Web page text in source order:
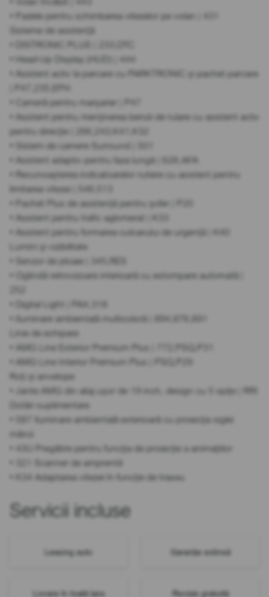
• Padele pentru schimbarea vitezelor pe volan | 431
Sisteme de asistență
• DISTRONIC PLUS | 233,DTC
• Head-Up Display (HUD) | 444
• Asistent activ la parcare cu PARKTRONIC și pachet parcare
• Cameră pentru marșarier | P47
• Asistent pentru menținerea benzii de rulare cu asistent activ
pentru direcție | 266,243,K41,K32
• Sistem de camere Surround | 501
• Asistent adaptiv pentru faza lungă | 628,AFA
• Recunoașterea indicatoarelor rutiere cu asistent pentru
limitarea vitezei | 546,513
• Pachet Plus de asistență pentru șofer | P20
• Asistent pentru trafic aglomerat | K33
• Asistent pentru formarea culoarului de urgență | K40
Lumini și vizibilitate
• Senzor de ploaie | 345,RES
• Oglindă retrovizoare interioară cu estompare automată |
• Digital Light | PAX,318
• Iluminare ambientală multicoloră | 894,876,891
Linie de echipare
• AMG Line Exterior Premium Plus | 772,PSQ,P31
• AMG Line Interior Premium Plus | PSQ,P29
Roți și anvelope
• Jante AMG din aliaj ușor de 19 inch, design cu 5 spițe | RRI
Dotări suplimentare
• 587 Iluminare ambientală exterioară cu proiecția siglei
mărcii
• 43U Pregătire pentru funcția de proiecție a animațiilor
• 321 Scanner de amprentă
• K34 Adaptarea vitezei în funcție de traseu
Servicii incluse
Leasing auto Garanție extinsă
Livrare în toată țara Revizie gratuită